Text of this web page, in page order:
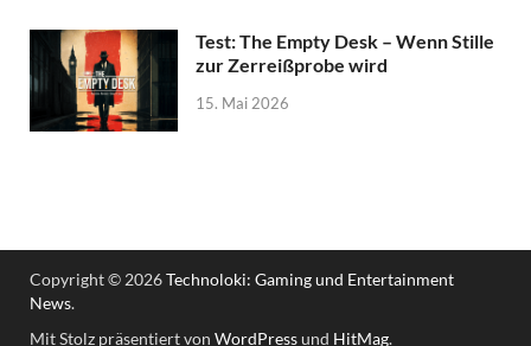
Test: The Empty Desk – Wenn Stille
zur Zerreißprobe wird
15. Mai 2026
Copyright © 2026Technoloki: Gaming und Entertainment
News.
Mit Stolz präsentiert von WordPressund HitMag.